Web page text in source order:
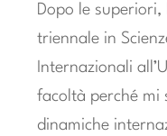
Dopo le
triennale in
Internazionali
facoltà perché mi
dinamiche